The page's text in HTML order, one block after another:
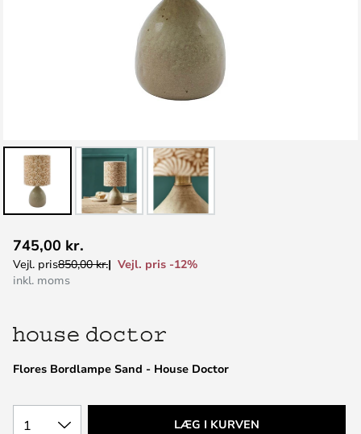
til
starten
Flores Bordlampe Sand - House Doctor
745,00 kr.
Vejl. pris850,00 kr.
Vejl. pris -12%
inkl. moms
1 LÆG I KURVEN